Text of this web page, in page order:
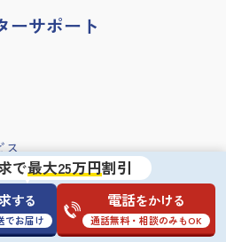
ーサポート
ス
ーニング
で最大25万円割引
する
でお届け
電話をかける
通話無料・相談のみもOK